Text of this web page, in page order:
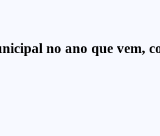
no ano que vem,